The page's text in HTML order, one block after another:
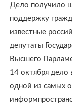
Дело получило
поддержку
известные
депутаты
Высшего
14 октября дело
одной из самых